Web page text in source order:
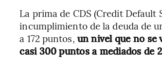
La prima de CDS (Credit
incumplimiento de la deuda de
a 172 puntos, un nivel que no se
casi 300 puntos a mediados de